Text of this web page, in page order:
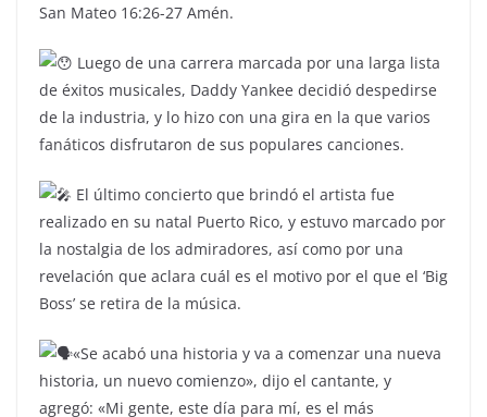
San Mateo 16:26-27 Amén.
Luego de una carrera marcada por una larga lista
de éxitos musicales, Daddy Yankee decidió despedirse
de la industria, y lo hizo con una gira en la que varios
fanáticos disfrutaron de sus populares canciones.
El último concierto que brindó el artista fue
realizado en su natal Puerto Rico, y estuvo marcado por
la nostalgia de los admiradores, así como por una
revelación que aclara cuál es el motivo por el que el ‘Big
Boss’ se retira de la música.
«Se acabó una historia y va a comenzar una nueva
historia, un nuevo comienzo», dijo el cantante, y
agregó: «Mi gente, este día para mí, es el más